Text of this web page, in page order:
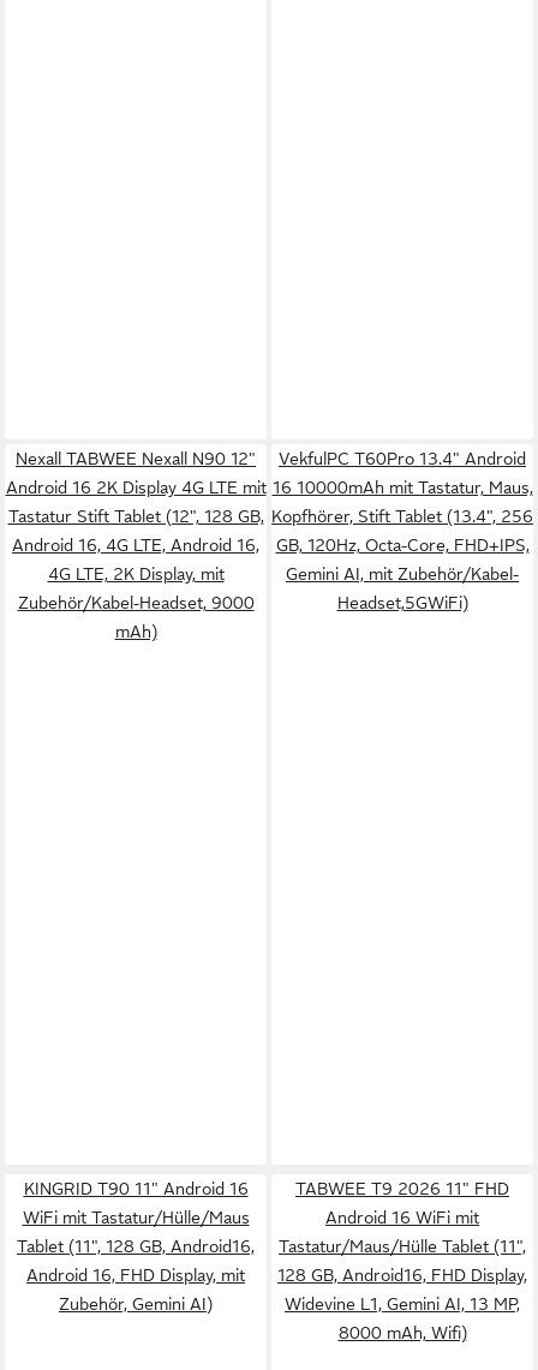
Nexall TABWEE Nexall N90 12"
Android 16 2K Display 4G LTE mit
Tastatur Stift Tablet (12", 128 GB,
Android 16, 4G LTE, Android 16,
4G LTE, 2K Display, mit
Zubehör/Kabel-Headset, 9000
mAh)
VekfulPC T60Pro 13.4" Android
16 10000mAh mit Tastatur, Maus,
Kopfhörer, Stift Tablet (13.4", 256
GB, 120Hz, Octa-Core, FHD+IPS,
Gemini AI, mit Zubehör/Kabel-
Headset,5GWiFi)
KINGRID T90 11" Android 16
WiFi mit Tastatur/Hülle/Maus
Tablet (11", 128 GB, Android16,
Android 16, FHD Display, mit
Zubehör, Gemini AI)
TABWEE T9 2026 11" FHD
Android 16 WiFi mit
Tastatur/Maus/Hülle Tablet (11",
128 GB, Android16, FHD Display,
Widevine L1, Gemini AI, 13 MP,
8000 mAh, Wifi)